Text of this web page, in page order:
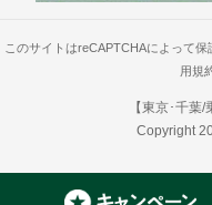
このサイトはreCAPTCHAによって
用規
【東京･千葉
Copyright